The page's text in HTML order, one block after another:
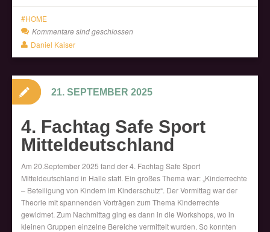
HOME
Kommentare sind geschlossen
Daniel Kaiser
4. Fachtag Safe Sport
Mitteldeutschland
Am 20.September 2025 fand der 4. Fachtag Safe Sport
Mitteldeutschland in Halle statt. Ein großes Thema war: „Kinderrechte
– Beteiligung von Kindern im Kinderschutz“. Der Vormittag war der
Theorie mit spannenden Vorträgen zum Thema Kinderrechte
gewidmet. Zum Nachmittag ging es dann in die Workshops, wo in
kleinen Gruppen einzelne Bereiche vermittelt wurden. So konnten
21. SEPTEMBER 2025